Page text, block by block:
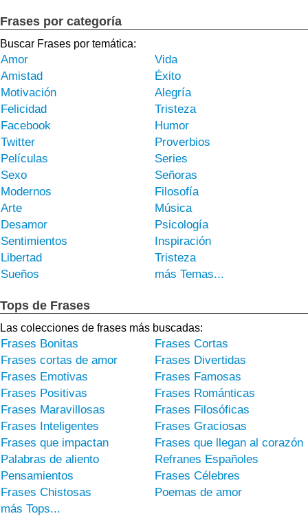
Frases por categoría
Buscar Frases por temática:
Amor
Vida
Amistad
Éxito
Motivación
Alegría
Felicidad
Tristeza
Facebook
Humor
Twitter
Proverbios
Películas
Series
Sexo
Señoras
Modernos
Filosofía
Arte
Música
Desamor
Psicología
Sentimientos
Inspiración
Libertad
Tristeza
Sueños
más Temas...
Tops de Frases
Las colecciones de frases más buscadas:
Frases Bonitas
Frases Cortas
Frases cortas de amor
Frases Divertidas
Frases Emotivas
Frases Famosas
Frases Positivas
Frases Románticas
Frases Maravillosas
Frases Filosóficas
Frases Inteligentes
Frases Graciosas
Frases que impactan
Frases que llegan al corazón
Palabras de aliento
Refranes Españoles
Pensamientos
Frases Célebres
Frases Chistosas
Poemas de amor
más Tops...